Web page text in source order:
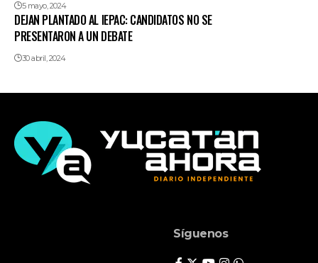
5 mayo, 2024
DEJAN PLANTADO AL IEPAC: CANDIDATOS NO SE
PRESENTARON A UN DEBATE
30 abril, 2024
Síguenos